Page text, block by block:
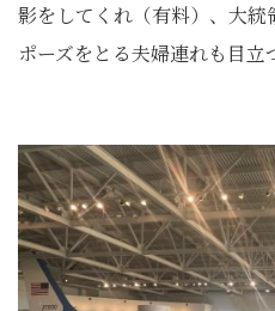
影をしてくれ（有料）、大
ポーズをとる夫婦連れも目立